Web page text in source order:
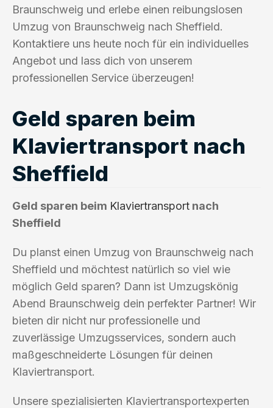
Braunschweig und erlebe einen reibungslosen
Umzug von Braunschweig nach Sheffield.
Kontaktiere uns heute noch für ein individuelles
Angebot und lass dich von unserem
professionellen Service überzeugen!
Geld sparen beim
Klaviertransport nach
Sheffield
Geld sparen beim Klaviertransport nach
Sheffield
Du planst einen Umzug von Braunschweig nach
Sheffield und möchtest natürlich so viel wie
möglich Geld sparen? Dann ist Umzugskönig
Abend Braunschweig dein perfekter Partner! Wir
bieten dir nicht nur professionelle und
zuverlässige Umzugsservices, sondern auch
maßgeschneiderte Lösungen für deinen
Klaviertransport.
Unsere spezialisierten Klaviertransportexperten